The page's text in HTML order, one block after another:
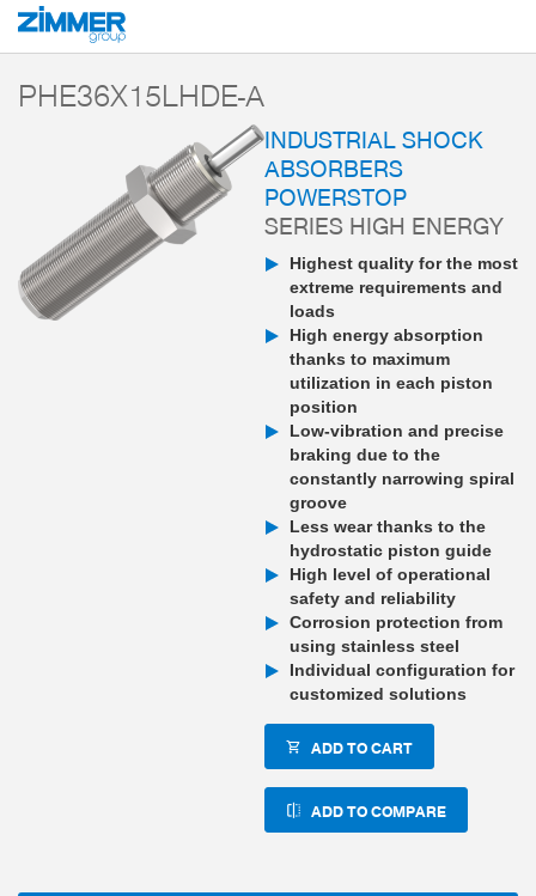
Start Products
PHE36X15LHDE-A
INDUSTRIAL SHOCK
ABSORBERS
POWERSTOP
SERIES HIGH ENERGY
Highest quality for the most
extreme requirements and
loads
High energy absorption
thanks to maximum
utilization in each piston
position
Low-vibration and precise
braking due to the
constantly narrowing spiral
groove
Less wear thanks to the
hydrostatic piston guide
High level of operational
safety and reliability
Corrosion protection from
using stainless steel
Individual configuration for
customized solutions
ADD TO CART
ADD TO COMPARE